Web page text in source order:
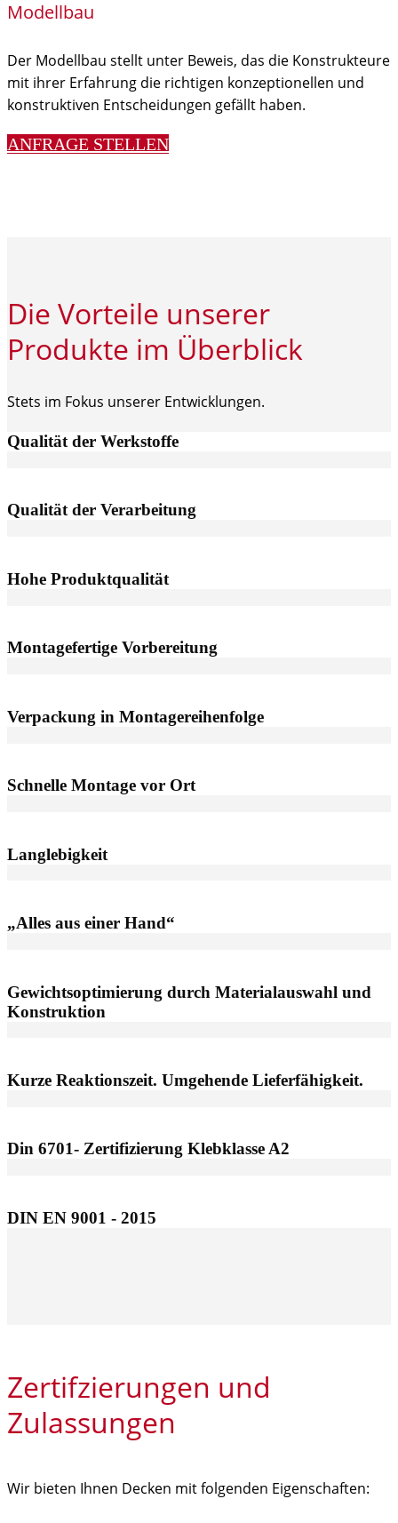
Modellbau
Der Modellbau stellt unter Beweis, das die Konstrukteure
mit ihrer Erfahrung die richtigen konzeptionellen und
konstruktiven Entscheidungen gefällt haben.
ANFRAGE STELLEN
Die Vorteile unserer
Produkte im Überblick
Stets im Fokus unserer Entwicklungen.
Qualität der Werkstoffe
Qualität der Verarbeitung
Hohe Produktqualität
Montagefertige Vorbereitung
Verpackung in Montagereihenfolge
Schnelle Montage vor Ort
Langlebigkeit
„Alles aus einer Hand“
Gewichtsoptimierung durch Materialauswahl und
Konstruktion
Kurze Reaktionszeit. Umgehende Lieferfähigkeit.
Din 6701- Zertifizierung Klebklasse A2
DIN EN 9001 - 2015
Zertifzierungen und
Zulassungen
Wir bieten Ihnen Decken mit folgenden Eigenschaften: